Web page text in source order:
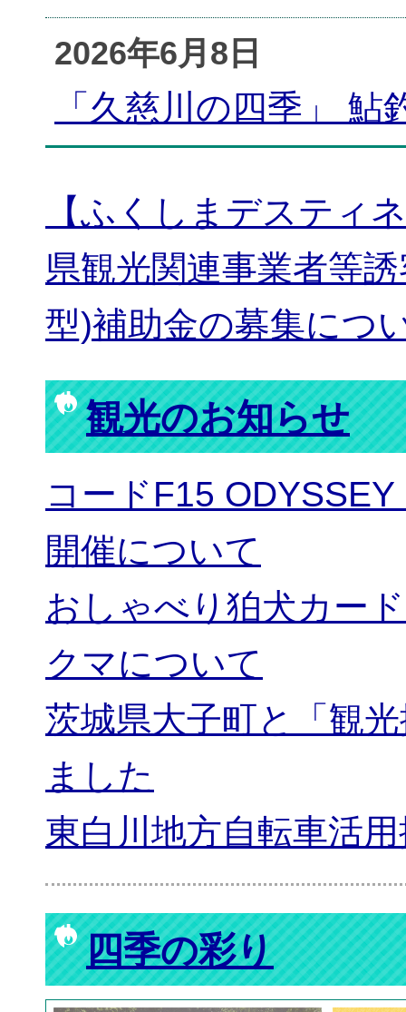
2026年6月8日
「久慈川の四季」 鮎
【ふくしまデスティ
県観光関連事業者等
型)補助金の募集につ
観光のお知らせ
コードF15
開催について
おしゃべり狛犬カー
クマについて
茨城県大子町と「観
ました
東白川地方自転車活
四季の彩り